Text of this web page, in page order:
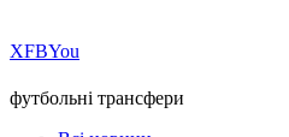
ХFBYou
футбольні трансфери